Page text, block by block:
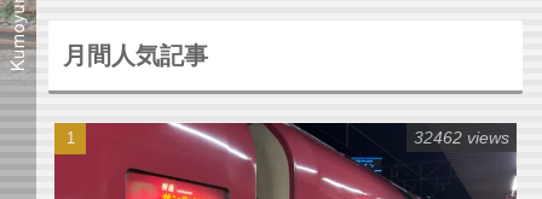
月間人気記事
32462 views